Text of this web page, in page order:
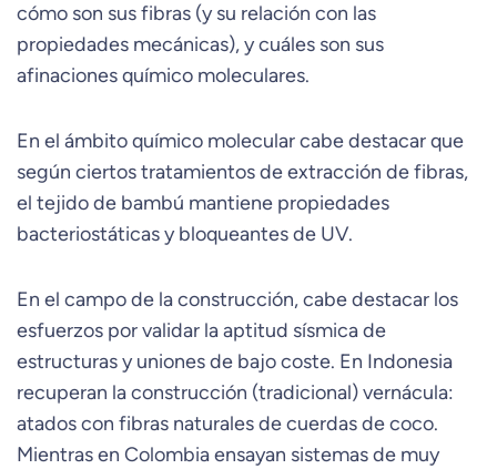
cómo son sus fibras (y su relación con las
propiedades mecánicas), y cuáles son sus
afinaciones químico moleculares.
En el ámbito químico molecular cabe destacar que
según ciertos tratamientos de extracción de fibras,
el tejido de bambú mantiene propiedades
bacteriostáticas y bloqueantes de UV.
En el campo de la construcción, cabe destacar los
esfuerzos por validar la aptitud sísmica de
estructuras y uniones de bajo coste. En Indonesia
recuperan la construcción (tradicional) vernácula:
atados con fibras naturales de cuerdas de coco.
Mientras en Colombia ensayan sistemas de muy